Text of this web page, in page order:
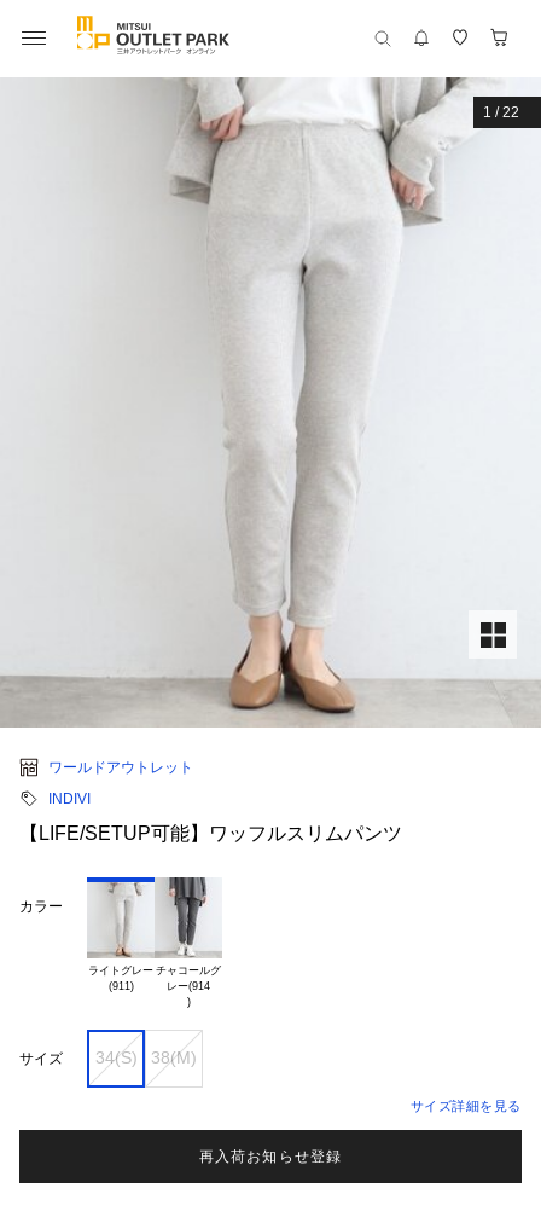
1 /22
ワールドアウトレット
INDIVI
【LIFE/SETUP可能】ワッフルスリムパンツ
カラー
ライトグレー
(911)
チャコールグ
レー(914
)
サイズ 34(S) 38(M)
サイズ詳細を見る
再入荷お知らせ登録